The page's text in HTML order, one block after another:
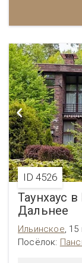
ID 4526
Таунхаус
Дальнее
Ильинское,
Посёлок: